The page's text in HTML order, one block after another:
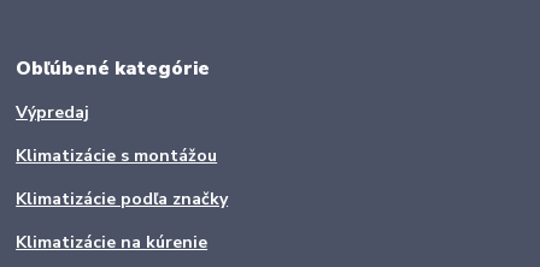
Obľúbené kategórie
Výpredaj
Klimatizácie s montážou
Klimatizácie podľa značky
Klimatizácie na kúrenie